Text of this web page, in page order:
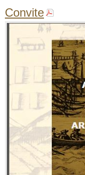
Convite